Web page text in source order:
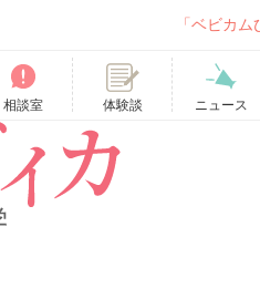
「ベビカ
相談室 体験談 ニュース